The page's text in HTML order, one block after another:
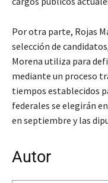
Por otra parte, Rojas
selección de
Morena utiliza para
mediante un proceso
tiempos establecidos
federales se elegirán
en septiembre y las
Autor